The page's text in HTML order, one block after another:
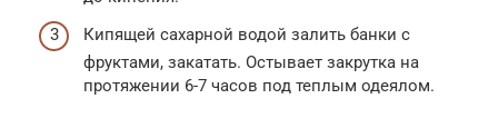
Кипящей сахарной водой залить банки с
фруктами, закатать. Остывает закрутка на
протяжении 6-7 часов под теплым одеялом.